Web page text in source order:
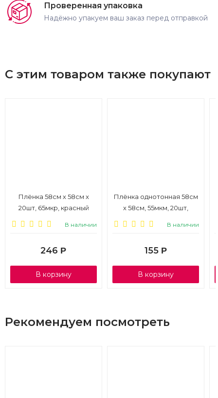
Проверенная упаковка
Надёжно упакуем ваш заказ перед отправкой
С этим товаром также покупают
Плёнка 58см х 58см x
20шт, 65мкр, красный
В наличии
246 Р
В корзину
Плёнка однотонная 58см
х 58см, 55мкм, 20шт,
В наличии
155 Р
В корзину
Рекомендуем посмотреть